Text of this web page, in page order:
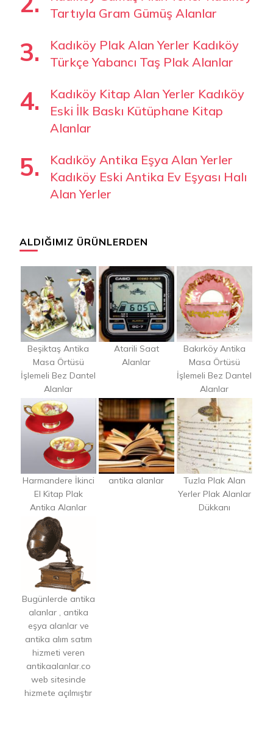
Tartıyla Gram Gümüş Alanlar
Kadıköy Plak Alan Yerler Kadıköy
Türkçe Yabancı Taş Plak Alanlar
Kadıköy Kitap Alan Yerler Kadıköy
Eski İlk Baskı Kütüphane Kitap
Alanlar
Kadıköy Antika Eşya Alan Yerler
Kadıköy Eski Antika Ev Eşyası Halı
Alan Yerler
ALDIĞIMIZ ÜRÜNLERDEN
Beşiktaş Antika
Masa Örtüsü
İşlemeli Bez Dantel
Alanlar
Atarili Saat
Alanlar
Bakırköy Antika
Masa Örtüsü
İşlemeli Bez Dantel
Alanlar
Harmandere İkinci
El Kitap Plak
Antika Alanlar
antika alanlar
Tuzla Plak Alan
Yerler Plak Alanlar
Dükkanı
Bugünlerde antika
alanlar , antika
eşya alanlar ve
antika alım satım
hizmeti veren
antikaalanlar.co
web sitesinde
hizmete açılmıştır